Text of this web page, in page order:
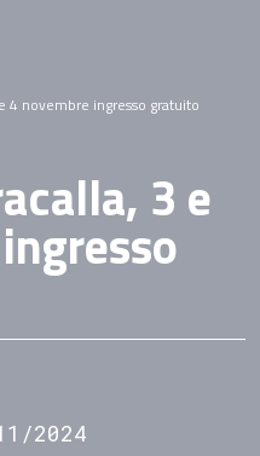
4 novembre ingresso gratuito
3 e
2024